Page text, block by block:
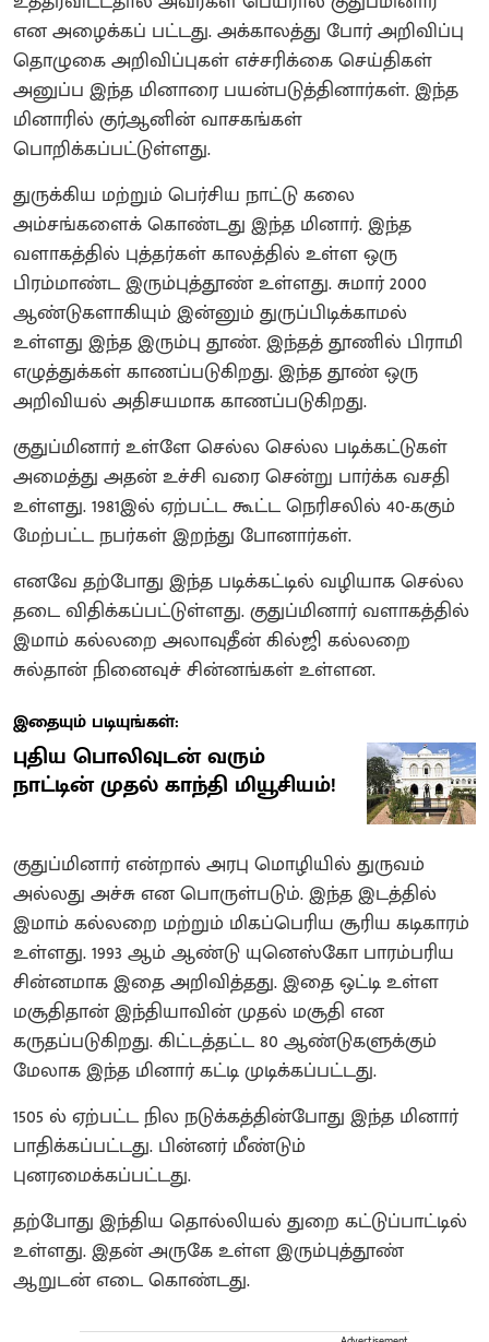
என அழைக்கப் பட்டது. அக்காலத்து போர் அறிவிப்பு
தொழுகை அறிவிப்புகள் எச்சரிக்கை செய்திகள்
அனுப்ப இந்த மினாரை பயன்படுத்தினார்கள். இந்த
மினாரில் குர்ஆனின் வாசகங்கள்
பொறிக்கப்பட்டுள்ளது.
துருக்கிய மற்றும் பெர்சிய நாட்டு கலை
அம்சங்களைக் கொண்டது இந்த மினார். இந்த
வளாகத்தில் புத்தர்கள் காலத்தில் உள்ள ஒரு
பிரம்மாண்ட இரும்புத்தூண் உள்ளது. சுமார் 2000
ஆண்டுகளாகியும் இன்னும் துருப்பிடிக்காமல்
உள்ளது இந்த இரும்பு தூண். இந்தத் தூணில் பிராமி
எழுத்துக்கள் காணப்படுகிறது. இந்த தூண் ஒரு
அறிவியல் அதிசயமாக காணப்படுகிறது.
குதுப்மினார் உள்ளே செல்ல செல்ல படிக்கட்டுகள்
அமைத்து அதன் உச்சி வரை சென்று பார்க்க வசதி
உள்ளது. 1981இல் ஏற்பட்ட கூட்ட நெரிசலில் 40-ககும்
மேற்பட்ட நபர்கள் இறந்து போனார்கள்.
எனவே தற்போது இந்த படிக்கட்டில் வழியாக செல்ல
தடை விதிக்கப்பட்டுள்ளது. குதுப்மினார் வளாகத்தில்
இமாம் கல்லறை அலாவுதீன் கில்ஜி கல்லறை
சுல்தான் நினைவுச் சின்னங்கள் உள்ளன.
இதையும் படியுங்கள்:
புதிய பொலிவுடன் வரும்
நாட்டின் முதல் காந்தி மியூசியம்!
குதுப்மினார் என்றால் அரபு மொழியில் துருவம்
அல்லது அச்சு என பொருள்படும். இந்த இடத்தில்
இமாம் கல்லறை மற்றும் மிகப்பெரிய சூரிய கடிகாரம்
உள்ளது. 1993 ஆம் ஆண்டு யுனெஸ்கோ பாரம்பரிய
சின்னமாக இதை அறிவித்தது. இதை ஒட்டி உள்ள
மசூதிதான் இந்தியாவின் முதல் மசூதி என
கருதப்படுகிறது. கிட்டத்தட்ட 80 ஆண்டுகளுக்கும்
மேலாக இந்த மினார் கட்டி முடிக்கப்பட்டது.
1505 ல் ஏற்பட்ட நில நடுக்கத்தின்போது இந்த மினார்
பாதிக்கப்பட்டது. பின்னர் மீண்டும்
புனரமைக்கப்பட்டது.
தற்போது இந்திய தொல்லியல் துறை கட்டுப்பாட்டில்
உள்ளது. இதன் அருகே உள்ள இரும்புத்தூண்
ஆறுடன் எடை கொண்டது.